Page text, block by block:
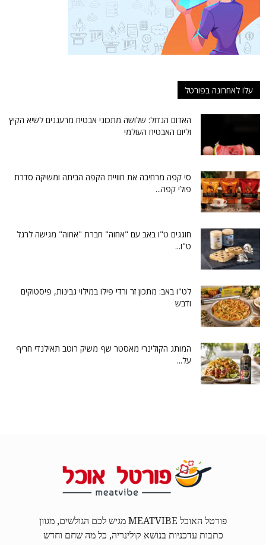
עלו לאחרונה בפורטל
האדום הגדול: שלושה מתכוני אבטיח מרעננים לשיא הקיץ
וליום האבטיח העולמי
סי קפה מרחיבה את חוויית הקפה הביתה ומשיקה סדרת
פולי קפה...
חוגגים ט"ו באב עם "אחוה" חברת "אחוה" מגישה לרגל
ט"ו...
לט"ו באב: מתכון זר ורדי פילו במילוי גבינות, פיסטוקים
ודבש
המותג הקולינרי מאסטר שף משיק רוטב תאילנדי חריף
על...
פורטל האוכל MEATVIBE מגיש לכם הגולשים, מגוון
כתבות עדכניות בנושא קולינריה, כל מה שחם וחדש